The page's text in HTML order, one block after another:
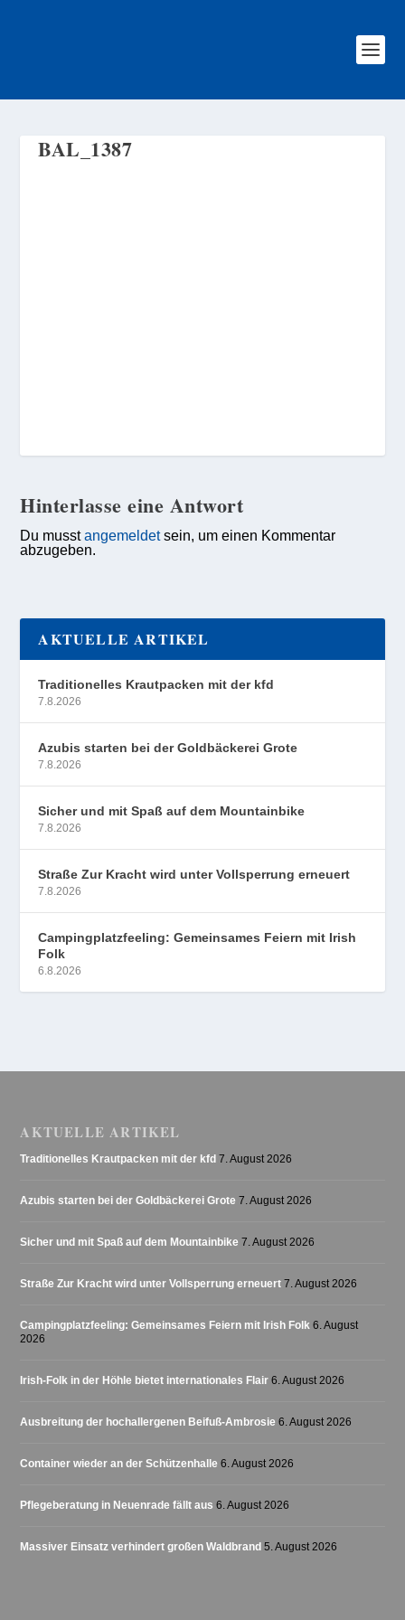
BAL_1387
Hinterlasse eine Antwort
Du musstangemeldetsein, um einen Kommentar
abzugeben.
AKTUELLE ARTIKEL
Traditionelles Krautpacken mit der kfd
7.8.2026
Azubis starten bei der Goldbäckerei Grote
7.8.2026
Sicher und mit Spaß auf dem Mountainbike
7.8.2026
Straße Zur Kracht wird unter Vollsperrung erneuert
7.8.2026
Campingplatzfeeling: Gemeinsames Feiern mit Irish
Folk
6.8.2026
AKTUELLE ARTIKEL
Traditionelles Krautpacken mit der kfd 7. August 2026
Azubis starten bei der Goldbäckerei Grote 7. August 2026
Sicher und mit Spaß auf dem Mountainbike 7. August 2026
Straße Zur Kracht wird unter Vollsperrung erneuert 7. August 2026
Campingplatzfeeling: Gemeinsames Feiern mit Irish Folk 6. August
2026
Irish-Folk in der Höhle bietet internationales Flair 6. August 2026
Ausbreitung der hochallergenen Beifuß-Ambrosie 6. August 2026
Container wieder an der Schützenhalle 6. August 2026
Pflegeberatung in Neuenrade fällt aus 6. August 2026
Massiver Einsatz verhindert großen Waldbrand 5. August 2026